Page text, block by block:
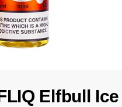
Elfbull Ice